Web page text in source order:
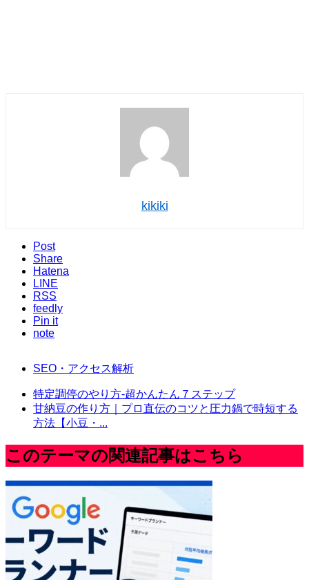
kikiki
Post
Share
Hatena
LINE
RSS
feedly
Pin it
note
SEO・アクセス解析
特定調停のやり方-超かんたん７ステップ
甘納豆の作り方｜プロ直伝のコツと圧力鍋で時短する
方法【小豆・...
このテーマの関連記事はこちら